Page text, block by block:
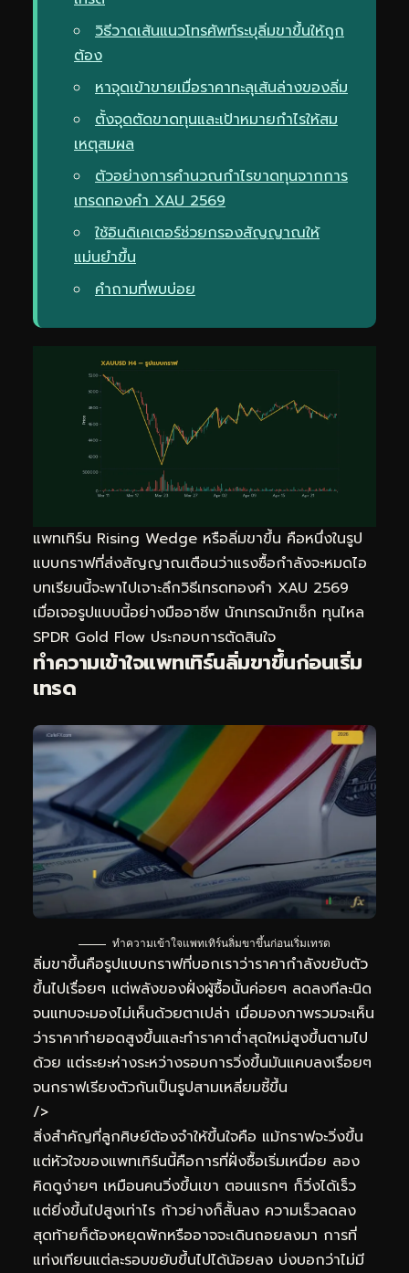
วิธีวาดเส้นแนวโทรศัพท์ระบุลิ่มขาขึ้นให้ถูก
ต้อง
หาจุดเข้าขายเมื่อราคาทะลุเส้นล่างของลิ่ม
ตั้งจุดตัดขาดทุนและเป้าหมายกำไรให้สม
เหตุสมผล
ตัวอย่างการคำนวณกำไรขาดทุนจากการ
เทรดทองคำ XAU 2569
ใช้อินดิเคเตอร์ช่วยกรองสัญญาณให้
แม่นยำขึ้น
คำถามที่พบบ่อย
แพทเทิร์น Rising Wedge หรือลิ่มขาขึ้น คือหนึ่งในรูป
แบบกราฟที่ส่งสัญญาณเตือนว่าแรงซื้อกำลังจะหมดไอ
บทเรียนนี้จะพาไปเจาะลึกวิธีเทรดทองคำ XAU 2569
เมื่อเจอรูปแบบนี้อย่างมืออาชีพ นักเทรดมักเช็ก ทุนไหล
SPDR Gold Flow ประกอบการตัดสินใจ
ทำความเข้าใจแพทเทิร์นลิ่มขาขึ้นก่อนเริ่ม
เทรด
ทำความเข้าใจแพทเทิร์นลิ่มขาขึ้นก่อนเริ่มเทรด
ลิ่มขาขึ้นคือรูปแบบกราฟที่บอกเราว่าราคากำลังขยับตัว
ขึ้นไปเรื่อยๆ แต่พลังของฝั่งผู้ซื้อนั้นค่อยๆ ลดลงทีละนิด
จนแทบจะมองไม่เห็นด้วยตาเปล่า เมื่อมองภาพรวมจะเห็น
ว่าราคาทำยอดสูงขึ้นและทำราคาต่ำสุดใหม่สูงขึ้นตามไป
ด้วย แต่ระยะห่างระหว่างรอบการวิ่งขึ้นมันแคบลงเรื่อยๆ
จนกราฟเรียงตัวกันเป็นรูปสามเหลี่ยมชี้ขึ้น
/>
สิ่งสำคัญที่ลูกศิษย์ต้องจำให้ขึ้นใจคือ แม้กราฟจะวิ่งขึ้น
แต่หัวใจของแพทเทิร์นนี้คือการที่ฝั่งซื้อเริ่มเหนื่อย ลอง
คิดดูง่ายๆ เหมือนคนวิ่งขึ้นเขา ตอนแรกๆ ก็วิ่งได้เร็ว
แต่ยิ่งขึ้นไปสูงเท่าไร ก้าวย่างก็สั้นลง ความเร็วลดลง
สุดท้ายก็ต้องหยุดพักหรืออาจจะเดินถอยลงมา การที่
แท่งเทียนแต่ละรอบขยับขึ้นไปได้น้อยลง บ่งบอกว่าไม่มี